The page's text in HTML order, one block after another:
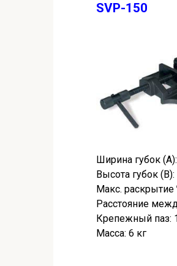
SVP-150
Ширина губок
Высота губок
Макс. раскрытие
Расстояние
Крепежный паз:
Масса: 6 кг